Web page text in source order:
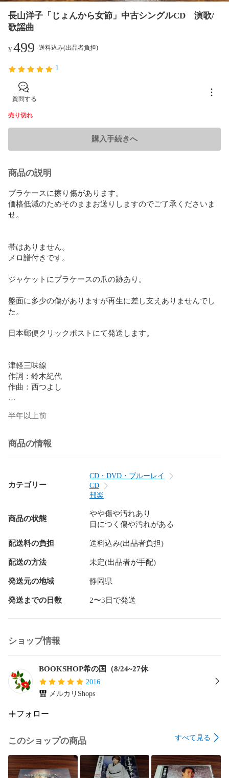
長山洋子「じょんから女節」中古シングルCD 演歌/
歌謡曲
¥499 送料込み(出品者負担)
1
質問する
売り切れ
購入手続きへ
商品の説明
プラケースに擦り傷があります。
価格低減のためそのままお送りしますのでご了承くださいま
せ。
帯はありません。
メロ譜付きです。
ジャケットにプラケースの爪の跡あり。
盤面に多少の傷がありますが再生に差し支えありませんでし
た。
日本郵便クリックポストにて発送します。
津軽三味線
作詞：鈴木紀代
作曲：西つよし
半年以上前
商品の情報
カテゴリー
CD・DVD・ブルーレイ
CD
邦楽
商品の状態
やや傷や汚れあり
目につく傷や汚れがある
配送料の負担 送料込み(出品者負担)
配送の方法 未定(出品者が手配)
発送元の地域 静岡県
発送までの日数 2〜3日で発送
ショップ情報
BOOKSHOP希の国（8/24~27休
2016
メルカリShops
フォロー
このショップの商品 すべて見る